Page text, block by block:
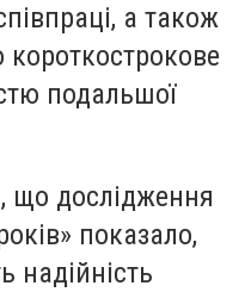
а також
подальшої
що дослідження
показало,
надійність